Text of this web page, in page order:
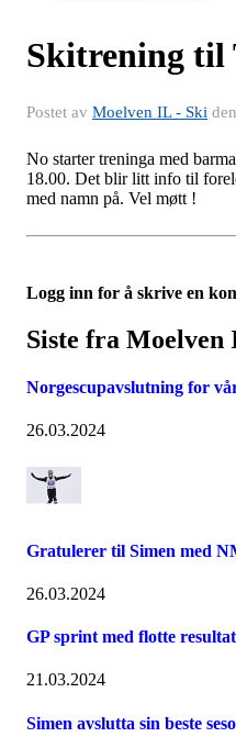
Skitrening til
Postet av Moelven IL - Ski den
No starter treninga med
18.00. Det blir litt info til
med namn på. Vel møtt !
Logg inn for å skrive en
Siste fra Moelven
Norgescupavslutning for
26.03.2024
Gratulerer til Simen med
26.03.2024
GP sprint med flotte
21.03.2024
Simen avslutta sin beste